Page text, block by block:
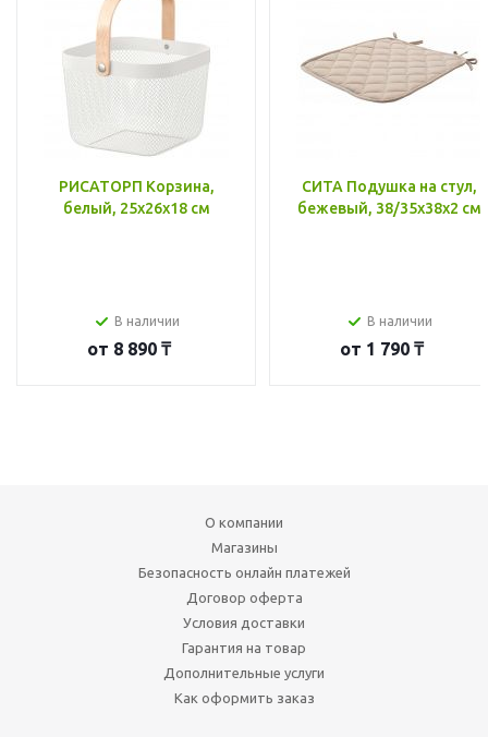
РИСАТОРП Корзина,
белый, 25x26x18 см
В наличии
от 8 890 ₸
СИТА Подушка на стул,
бежевый, 38/35x38x2 см
В наличии
от 1 790 ₸
О компании
Магазины
Безопасность онлайн платежей
Договор оферта
Условия доставки
Гарантия на товар
Дополнительные услуги
Как оформить заказ